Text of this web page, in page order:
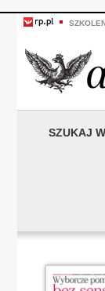
SZUKAJ